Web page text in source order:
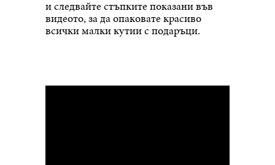
и следвайте стъпките показани във
видеото, за да опаковате красиво
всички малки кутии с подаръци.